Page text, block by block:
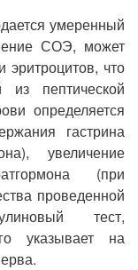
умеренный
СОЭ, может
эритроцитов, что
из пептической
определяется
гастрина
увеличение
(при
проведенной
тест,
указывает на